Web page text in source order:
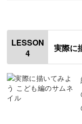
はじめに
使用材料・道具
特徴の捉え方
LESSON
4
実際に